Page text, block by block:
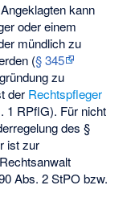
kann
oder einem
mündlich zu
(§ 345
zu
der Rechtspfleger
1 RPflG). Für nicht
des §
ist zur
Abs. 2 StPO bzw.